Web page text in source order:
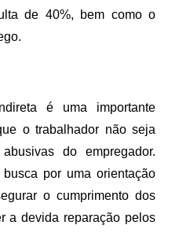
de 40%, bem como o
é uma importante
o trabalhador não seja
do empregador.
por uma orientação
o cumprimento dos
a devida reparação pelos